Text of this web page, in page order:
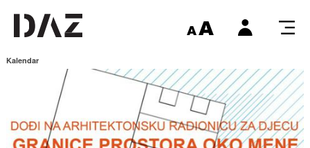
Kalendar